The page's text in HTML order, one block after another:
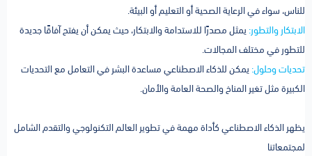
للناس، سواء في الرعاية الصحية أو التعليم أو البيئة.
الابتكار والتطور:يمثل مصدرًا للاستدامة والابتكار، حيث يمكن أن يفتح آفاقًا جديدة
للتطور في مختلف المجالات.
تحديات وحلول:يمكن للذكاء الاصطناعي مساعدة البشر في التعامل مع التحديات
الكبيرة مثل تغير المناخ والصحة العامة والأمان.
يظهر الذكاء الاصطناعي كأداة مهمة في تطوير العالم التكنولوجي والتقدم الشامل
لمجتمعاتنا